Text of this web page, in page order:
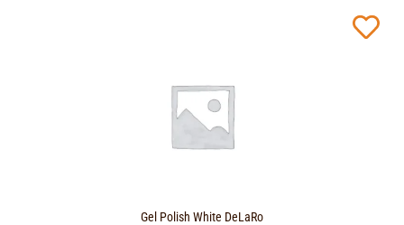
Gel Polish White DeLaRo